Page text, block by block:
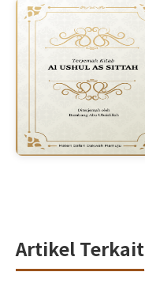
Artikel Terkait